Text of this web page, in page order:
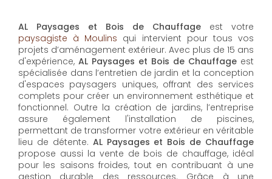
AL Paysages et Bois de Chauffage est votre
paysagiste à Moulins qui intervient pour tous vos
projets d’aménagement extérieur. Avec plus de 15 ans
d'expérience, AL Paysages et Bois de Chauffage est
spécialisée dans l’entretien de jardin et la conception
d'espaces paysagers uniques, offrant des services
complets pour créer un environnement esthétique et
fonctionnel. Outre la création de jardins, l’entreprise
assure également l'installation de piscines,
permettant de transformer votre extérieur en véritable
lieu de détente. AL Paysages et Bois de Chauffage
propose aussi la vente de bois de chauffage, idéal
pour les saisons froides, tout en contribuant à une
gestion durable des ressources. Grâce à une